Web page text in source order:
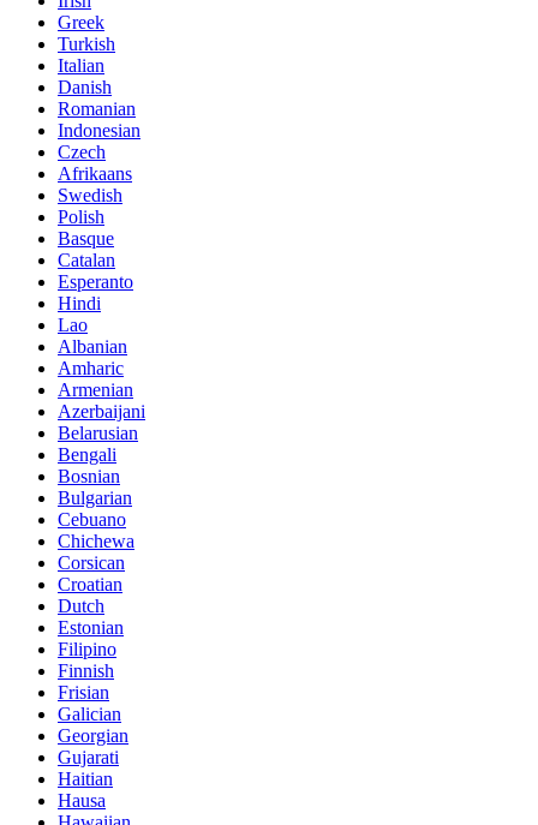
Greek
Turkish
Italian
Danish
Romanian
Indonesian
Czech
Afrikaans
Swedish
Polish
Basque
Catalan
Esperanto
Hindi
Lao
Albanian
Amharic
Armenian
Azerbaijani
Belarusian
Bengali
Bosnian
Bulgarian
Cebuano
Chichewa
Corsican
Croatian
Dutch
Estonian
Filipino
Finnish
Frisian
Galician
Georgian
Gujarati
Haitian
Hausa